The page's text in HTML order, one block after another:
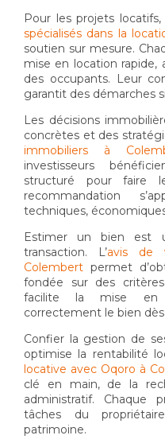
Pour les projets locatifs,
spécialisés dans la
soutien sur mesure.
mise en location rapide,
des occupants. Leur
garantit des démarches
Les décisions
concrètes et des
immobiliers à
investisseurs
structuré pour faire
recommandation
techniques,
Estimer un bien est
transaction. L’avis de
Colembert permet
fondée sur des
facilite la mise en
correctement le bien
Confier la gestion de
optimise la rentabilité
locative avec Oqoro à
clé en main, de la
administratif. Chaque
tâches du
patrimoine.